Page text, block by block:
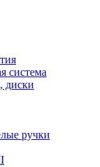
система
диски
ручки